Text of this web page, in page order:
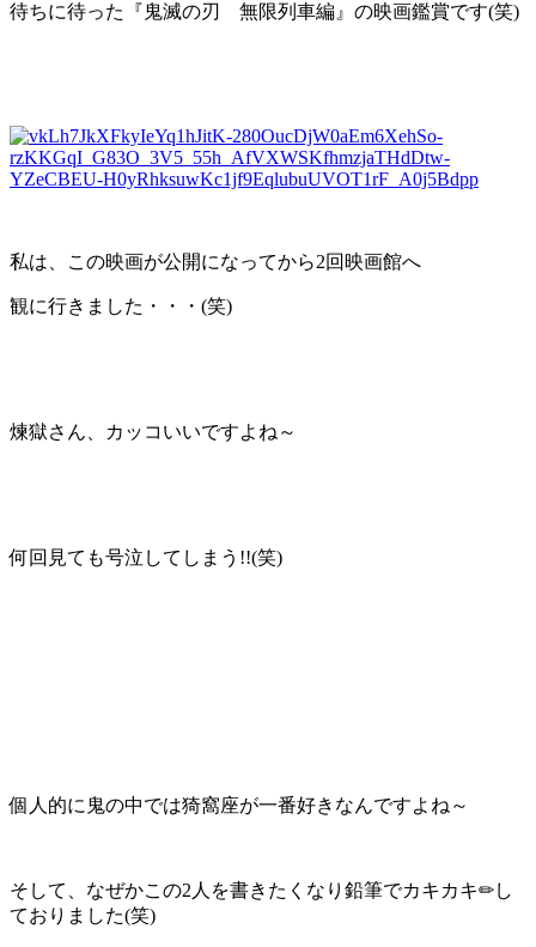
待ちに待った『鬼滅の刃 無限列車編』の映画鑑賞です(笑)
私は、この映画が公開になってから2回映画館へ
観に行きました・・・(笑)
煉獄さん、カッコいいですよね～
何回見ても号泣してしまう!!(笑)
個人的に鬼の中では猗窩座が一番好きなんですよね～
そして、なぜかこの2人を書きたくなり鉛筆でカキカキ✏し
ておりました(笑)